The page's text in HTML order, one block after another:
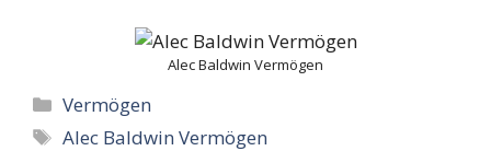
Alec Baldwin Vermögen
Categories
Vermögen
Tags
Alec Baldwin Vermögen